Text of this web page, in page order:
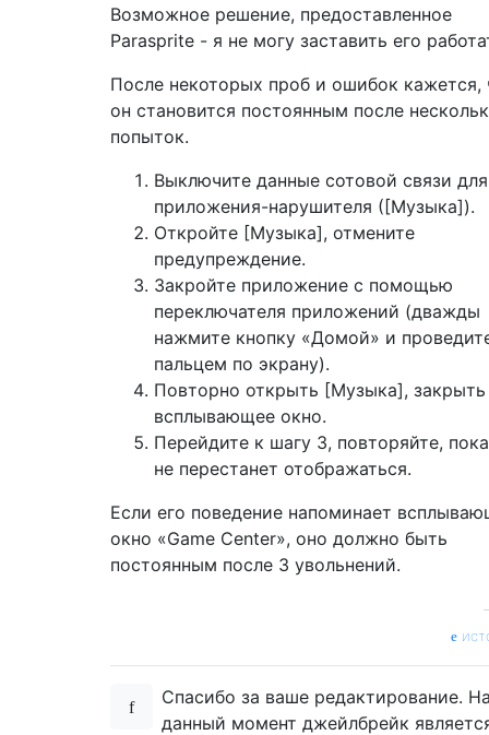
Возможное решение, предоставленное
Parasprite - я не могу заставить его
После некоторых проб и ошибок кажется,
он становится постоянным после
попыток.
Выключите данные сотовой связи для
приложения-нарушителя ([Музыка]).
Откройте [Музыка], отмените
предупреждение.
Закройте приложение с помощью
переключателя приложений (дважды
нажмите кнопку «Домой» и
пальцем по экрану).
Повторно открыть [Музыка], закрыть
всплывающее окно.
Перейдите к шагу 3, повторяйте,
не перестанет отображаться.
Если его поведение напоминает
окно «Game Center», оно должно быть
постоянным после 3 увольнений.
Спасибо за ваше редактирование.
данный момент джейлбрейк